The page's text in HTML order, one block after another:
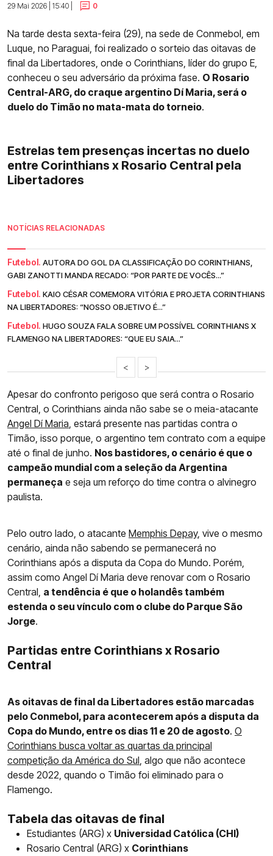
29 Mai 2026 | 15:40 |
0
Na tarde desta sexta-feira (29), na sede de Conmebol, em
Luque, no Paraguai, foi realizado o sorteio das oitavas de
final da Libertadores, onde o Corinthians, líder do grupo E,
conheceu o seu adversário da próxima fase. O Rosario
Central-ARG, do craque argentino Dí Maria, será o
duelo do Timão no mata-mata do torneio.
Estrelas tem presenças incertas no duelo
entre Corinthians x Rosario Central pela
Libertadores
NOTÍCIAS RELACIONADAS
Futebol. AUTORA DO GOL DA CLASSIFICAÇÃO DO CORINTHIANS,
GABI ZANOTTI MANDA RECADO: “POR PARTE DE VOCÊS...”
Futebol. KAIO CÉSAR COMEMORA VITÓRIA E PROJETA CORINTHIANS
NA LIBERTADORES: “NOSSO OBJETIVO É...”
Futebol. HUGO SOUZA FALA SOBRE UM POSSÍVEL CORINTHIANS X
FLAMENGO NA LIBERTADORES: “QUE EU SAIA...”
< >
Apesar do confronto perigoso que será contra o Rosario
Central, o Corinthians ainda não sabe se o meia-atacante
Angel Dí Maria, estará presente nas partidas contra o
Timão, isso porque, o argentino tem contrato com a equipe
até o final de junho. Nos bastidores, o cenário é que o
campeão mundial com a seleção da Argentina
permaneça e seja um reforço do time contra o alvinegro
paulista.
Pelo outro lado, o atacante Memphis Depay, vive o mesmo
cenário, ainda não sabendo se permanecerá no
Corinthians após a disputa da Copa do Mundo. Porém,
assim como Angel Dí Maria deve renovar com o Rosario
Central, a tendência é que o holandês também
estenda o seu vínculo com o clube do Parque São
Jorge.
Partidas entre Corinthians x Rosario
Central
As oitavas de final da Libertadores estão marcadas
pelo Conmebol, para acontecerem após a disputa da
Copa do Mundo, entre os dias 11 e 20 de agosto. O
Corinthians busca voltar as quartas da principal
competição da América do Sul, algo que não acontece
desde 2022, quando o Timão foi eliminado para o
Flamengo.
Tabela das oitavas de final
Estudiantes (ARG) x Universidad Católica (CHI)
Rosario Central (ARG) x Corinthians